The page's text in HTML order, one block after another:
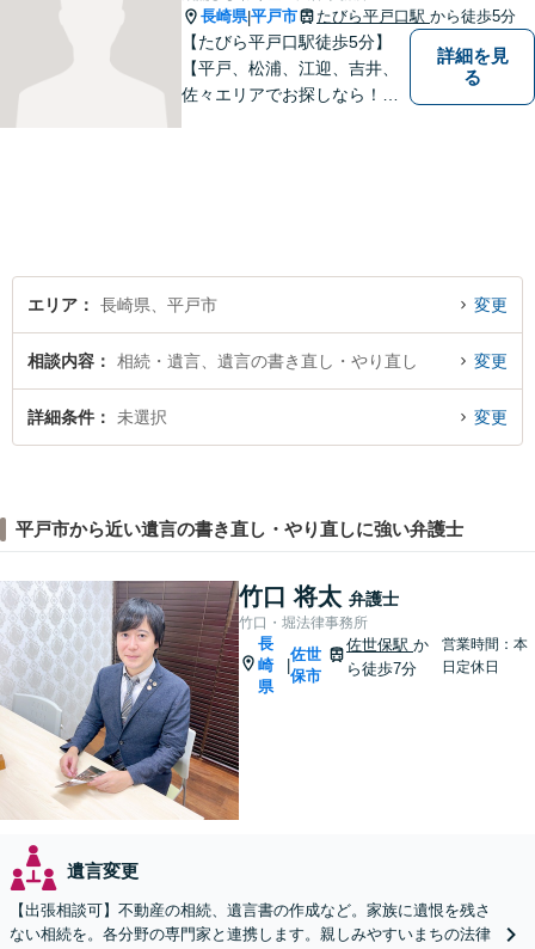
長崎県|平戸市 たびら平戸口駅 から徒歩5分
【たびら平戸口駅徒歩5分】
【平戸、松浦、江迎、吉井、
佐々エリアでお探しなら！】
詳細を見
る
エリア 長崎県、平戸市 変更
相談内容 相続・遺言、遺言の書き直し・やり直し 変更
詳細条件 未選択 変更
平戸市から近い遺言の書き直し・やり直しに強い弁護士
竹口 将太 弁護士
竹口・堀法律事務所
長
崎
県
佐世
保市
佐世保駅か
ら徒歩7分
営業時間：本
日定休日
遺言変更
【出張相談可】不動産の相続、遺言書の作成など。家族に遺恨を残さ
ない相続を。各分野の専門家と連携します。親しみやすいまちの法律